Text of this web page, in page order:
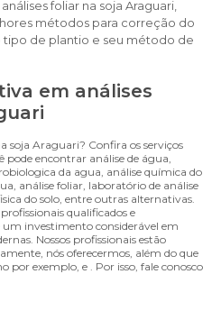
foliar na soja Araguari,
métodos para correção do
de plantio e seu método de
em análises
soja Araguari? Confira os serviços
pode encontrar análise de água,
da agua, análise química do
análise foliar, laboratório de análise
do solo, entre outras alternativas.
qualificados e
um investimento considerável em
Nossos profissionais estão
nós oferecermos, além do que
por exemplo, e . Por isso, fale conosco